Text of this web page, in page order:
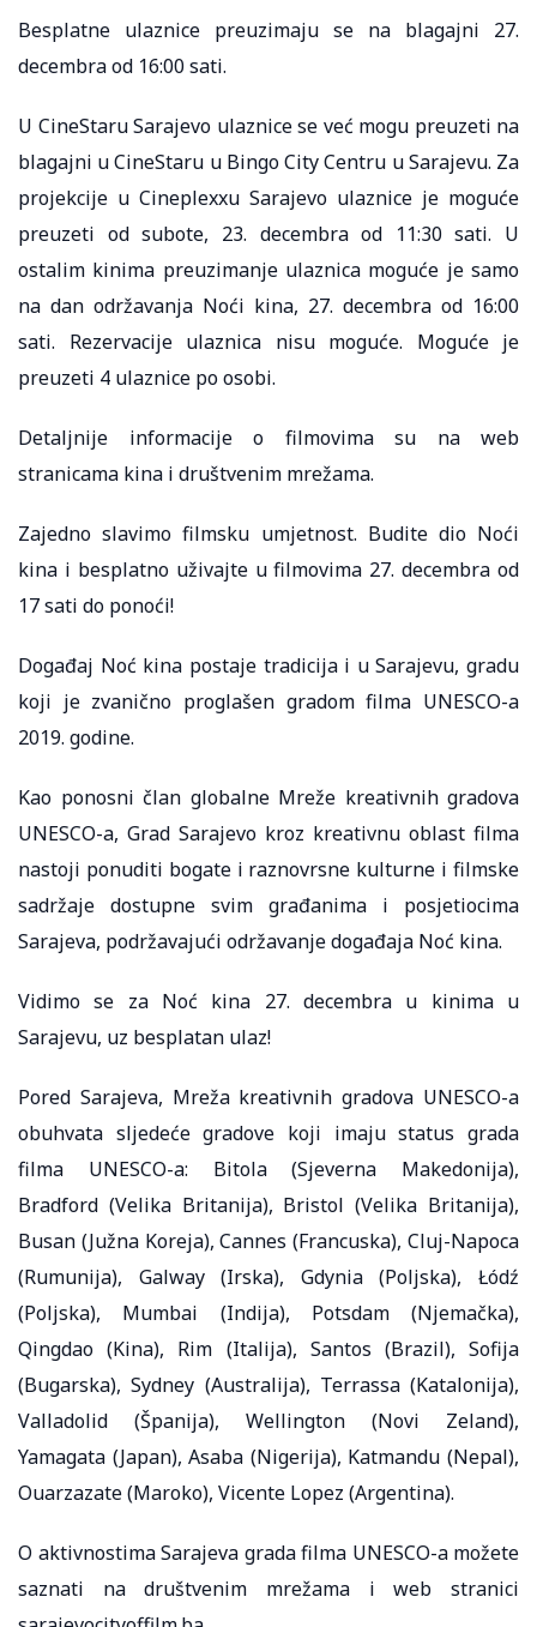
Besplatne ulaznice preuzimaju se na blagajni 27.
decembra od 16:00 sati.
U CineStaru Sarajevo ulaznice se već mogu preuzeti na
blagajni u CineStaru u Bingo City Centru u Sarajevu. Za
projekcije u Cineplexxu Sarajevo ulaznice je moguće
preuzeti od subote, 23. decembra od 11:30 sati. U
ostalim kinima preuzimanje ulaznica moguće je samo
na dan održavanja Noći kina, 27. decembra od 16:00
sati. Rezervacije ulaznica nisu moguće. Moguće je
preuzeti 4 ulaznice po osobi.
Detaljnije informacije o filmovima su na web
stranicama kina i društvenim mrežama.
Zajedno slavimo filmsku umjetnost. Budite dio Noći
kina i besplatno uživajte u filmovima 27. decembra od
17 sati do ponoći!
Događaj Noć kina postaje tradicija i u Sarajevu, gradu
koji je zvanično proglašen gradom filma UNESCO-a
2019. godine.
Kao ponosni član globalne Mreže kreativnih gradova
UNESCO-a, Grad Sarajevo kroz kreativnu oblast filma
nastoji ponuditi bogate i raznovrsne kulturne i filmske
sadržaje dostupne svim građanima i posjetiocima
Sarajeva, podržavajući održavanje događaja Noć kina.
Vidimo se za Noć kina 27. decembra u kinima u
Sarajevu, uz besplatan ulaz!
Pored Sarajeva, Mreža kreativnih gradova UNESCO-a
obuhvata sljedeće gradove koji imaju status grada
filma UNESCO-a: Bitola (Sjeverna Makedonija),
Bradford (Velika Britanija), Bristol (Velika Britanija),
Busan (Južna Koreja), Cannes (Francuska), Cluj-Napoca
(Rumunija), Galway (Irska), Gdynia (Poljska), Łódź
(Poljska), Mumbai (Indija), Potsdam (Njemačka),
Qingdao (Kina), Rim (Italija), Santos (Brazil), Sofija
(Bugarska), Sydney (Australija), Terrassa (Katalonija),
Valladolid (Španija), Wellington (Novi Zeland),
Yamagata (Japan), Asaba (Nigerija), Katmandu (Nepal),
Ouarzazate (Maroko), Vicente Lopez (Argentina).
O aktivnostima Sarajeva grada filma UNESCO-a možete
saznati na društvenim mrežama i web stranici